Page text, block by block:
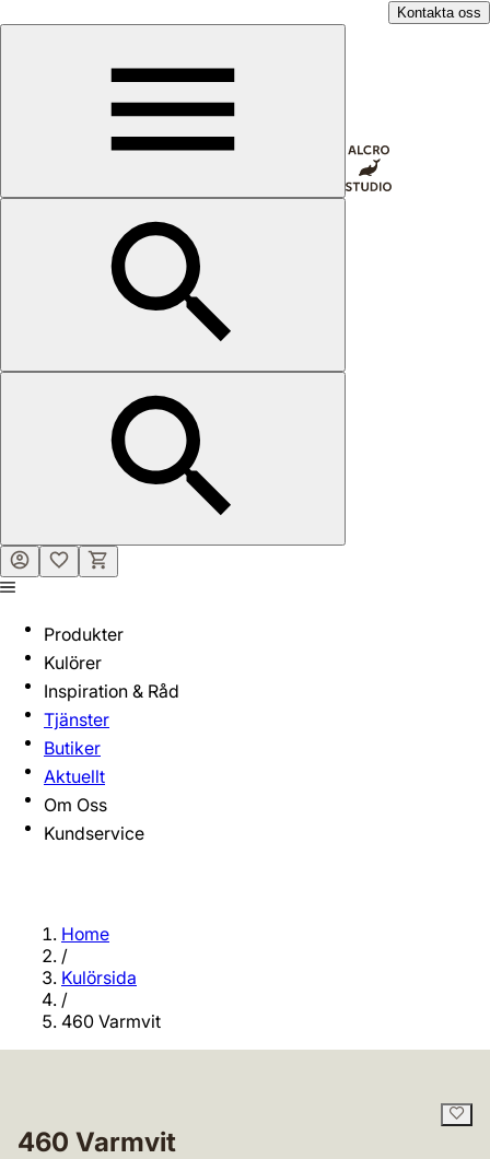
Kontakta oss
Produkter
Kulörer
Inspiration & Råd
Tjänster
Butiker
Aktuellt
Om Oss
Kundservice
Home
/
Kulörsida
/
460 Varmvit
460 Varmvit